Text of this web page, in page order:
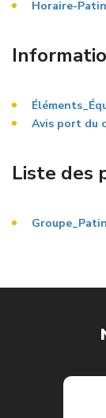
Horaire-
Avis port du
Liste des